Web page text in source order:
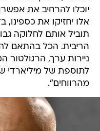
יוכלו להרחיב את
אלו יחזיקו את
תוביל אותם לחלוקה
הריבית. הכל בהתאם
ניירות ערך,
לתוספת של מיליארדי
מהרווחים".